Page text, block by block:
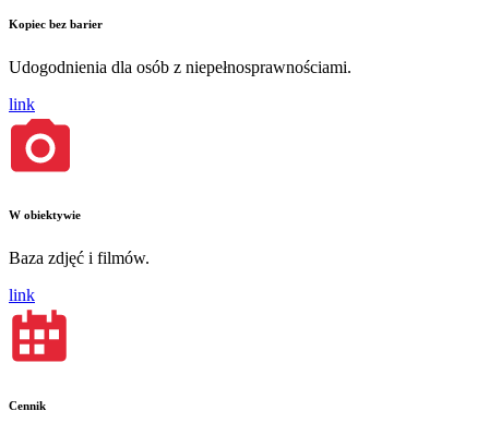
Kopiec bez barier
Udogodnienia dla osób z niepełnosprawnościami.
link
W obiektywie
Baza zdjęć i filmów.
link
Cennik